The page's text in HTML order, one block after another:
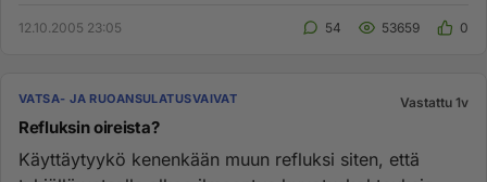
12.10.2005 23:05 54 53659 0
VATSA- JA RUOANSULATUSVAIVAT Vastattu 1v
Refluksin oireista?
Käyttäytyykö kenenkään muun refluksi siten, että